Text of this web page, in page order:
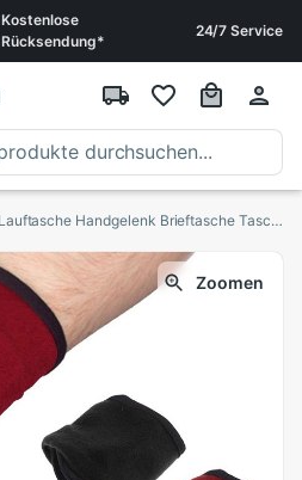
Kostenlose
Rücksendung*
24/7 Service
Reißverschluss Lauftasche Handgelenk Brieftasche Tasche Handgelenk Tasche Basketball Yoga Armbinde SchweißBand Sport Arm Tasche für Schlüssel Karte Lagerung fallen
Zoomen